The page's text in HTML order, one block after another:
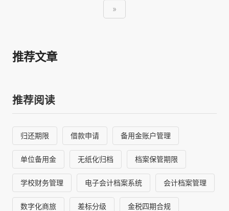
»
推荐文章
推荐阅读
归还期限 借款申请 备用金账户管理
单位备用金 无纸化归档 档案保管期限
学校财务管理 电子会计档案系统 会计档案管理
数字化商旅 差标分级 金税四期合规